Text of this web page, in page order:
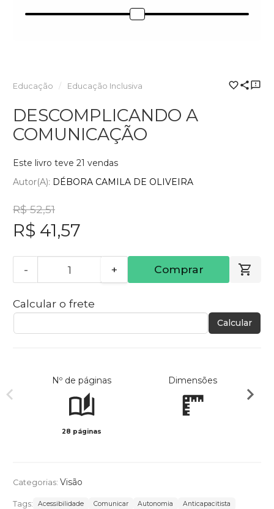
Educação Educação Inclusiva
DESCOMPLICANDO A
COMUNICAÇÃO
Este livro teve 21 vendas
Autor(a): DÉBORA CAMILA DE OLIVEIRA
R$ 52,51
R$ 41,57
- + Comprar
Calcular o frete
Calcular
Nº de páginas
28 páginas
Dimensões
Categorias: Visão
Tags: Acessibilidade Comunicar Autonomia
Anticapacitista